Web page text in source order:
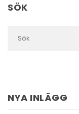
SÖK
NYA INLÄGG